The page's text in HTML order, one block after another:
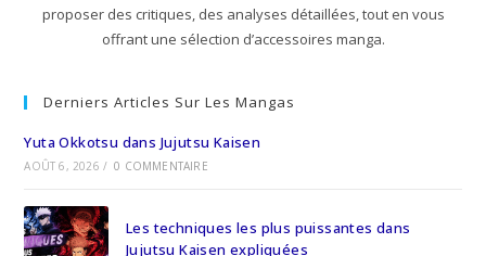
proposer des critiques, des analyses détaillées, tout en vous
offrant une sélection d’accessoires manga.
Derniers Articles Sur Les Mangas
Yuta Okkotsu dans Jujutsu Kaisen
AOÛT 6, 2026 / 0 COMMENTAIRE
Les techniques les plus puissantes dans
Jujutsu Kaisen expliquées